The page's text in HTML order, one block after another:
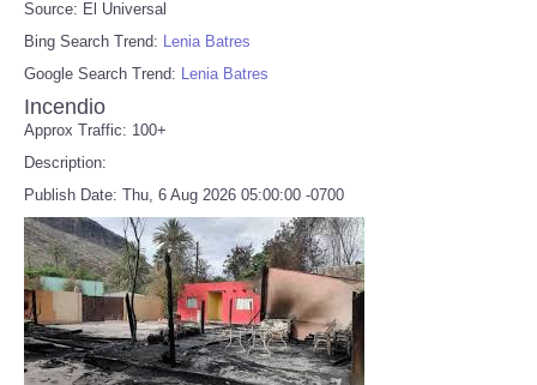
Source: El Universal
Bing Search Trend:
Lenia Batres
Google Search Trend:
Lenia Batres
Incendio
Approx Traffic: 100+
Description:
Publish Date: Thu, 6 Aug 2026 05:00:00 -0700